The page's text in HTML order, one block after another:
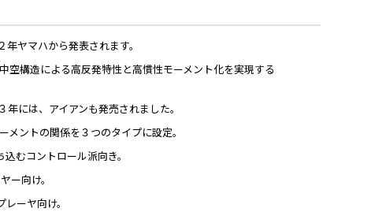
ヤマハから発表されます。
構造による高反発特性と高慣性モーメント化を実現する
には、アイアンも発売されました。
ントの関係を３つのタイプに設定。
むコントロール派向き。
ー向け。
ーヤ向け。